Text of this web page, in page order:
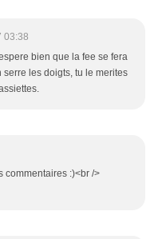
03:38
bien que la fee se fera
les doigts, tu le merites
commentaires :)<br />